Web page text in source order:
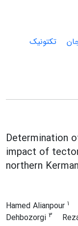
تکتونیک
Determination
impact of
northern
Hamed Alianpour 1
Dehbozorgi 3